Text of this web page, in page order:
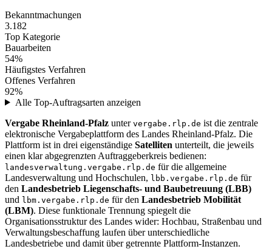
Bekanntmachungen
3.182
Top Kategorie
Bauarbeiten
54%
Häufigstes Verfahren
Offenes Verfahren
92%
Alle Top-Auftragsarten anzeigen
Vergabe Rheinland-Pfalz unter vergabe.rlp.de ist die zentrale
elektronische Vergabeplattform des Landes Rheinland-Pfalz. Die
Plattform ist in drei eigenständige Satelliten unterteilt, die jeweils
einen klar abgegrenzten Auftraggeberkreis bedienen:
landesverwaltung.vergabe.rlp.de für die allgemeine
Landesverwaltung und Hochschulen, lbb.vergabe.rlp.de für
den Landesbetrieb Liegenschafts- und Baubetreuung (LBB)
und lbm.vergabe.rlp.de für den Landesbetrieb Mobilität
(LBM). Diese funktionale Trennung spiegelt die
Organisationsstruktur des Landes wider: Hochbau, Straßenbau und
Verwaltungsbeschaffung laufen über unterschiedliche
Landesbetriebe und damit über getrennte Plattform-Instanzen.